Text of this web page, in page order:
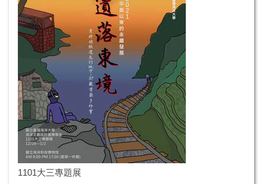
1101大三專題展